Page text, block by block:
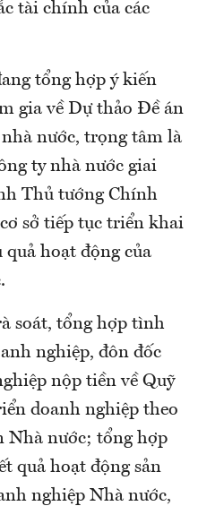
tài chính của các
tổng hợp ý kiến
gia về Dự thảo Đề án
nước, trọng tâm là
ty nhà nước giai
Thủ tướng Chính
sở tiếp tục triển khai
quả hoạt động của
soát, tổng hợp tình
nghiệp, đôn đốc
nộp tiền về Quỹ
doanh nghiệp theo
Nhà nước; tổng hợp
quả hoạt động sản
nghiệp Nhà nước,